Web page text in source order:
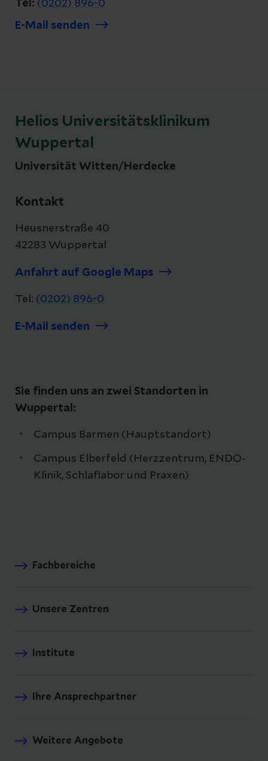
Tel: (0202) 896-0
E-Mail senden
Helios Universitätsklinikum
Wuppertal
Universität Witten/Herdecke
Kontakt
Heusnerstraße 40
42283 Wuppertal
Anfahrt auf Google Maps
Tel: (0202) 896-0
E-Mail senden
Sie finden uns an zwei Standorten in
Wuppertal:
Campus Barmen (Hauptstandort)
Campus Elberfeld (Herzzentrum, ENDO-
Klinik, Schlaflabor und Praxen)
Fachbereiche
Unsere Zentren
Institute
Ihre Ansprechpartner
Weitere Angebote